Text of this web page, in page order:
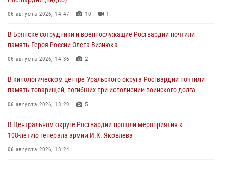
06 августа 2026, 14:47 10 1
В Брянске сотрудники и военнослужащие Росгвардии почтили
память Героя России Олега Визнюка
06 августа 2026, 14:36 2
В кинологическом центре Уральского округа Росгвардии почтили
память товарищей, погибших при исполнении воинского долга
06 августа 2026, 13:29 5
В Центральном округе Росгвардии прошли мероприятия к
108‑летию генерала армии И.К. Яковлева
06 августа 2026, 13:24